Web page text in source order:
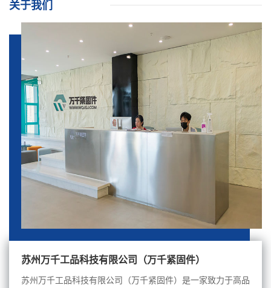
关于我们
苏州万千工品科技有限公司（万千紧固件）
苏州万千工品科技有限公司（万千紧固件）是一家致力于高品